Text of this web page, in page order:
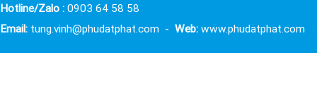
Hotline/Zalo : 0903 64 58 58
Email: tung.vinh@phudatphat.com - Web: www.phudatphat.com